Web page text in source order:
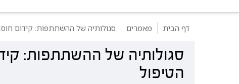
דף הבית מאמרים סגולותיה של ההשתתפות: קידום
סגולותיה של ההשתתפות:
הטיפול